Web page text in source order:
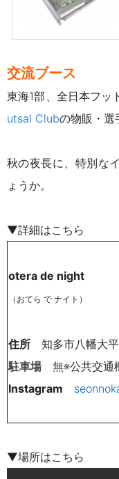
交流ブース
東海1部、全日本フッ
utsal Clubの物販・選
秋の夜長に、特別な
ょうか。
▼詳細はこちら
otera de night
（おてら で ナイト）
住所 知多市八幡大平
駐車場無※公共交通
Instagram
▼場所はこちら